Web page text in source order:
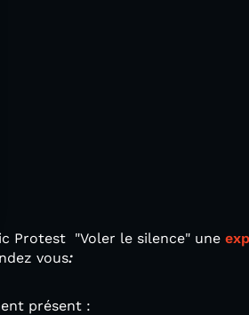
Protest "Voler le silence" une
vous:
présent :